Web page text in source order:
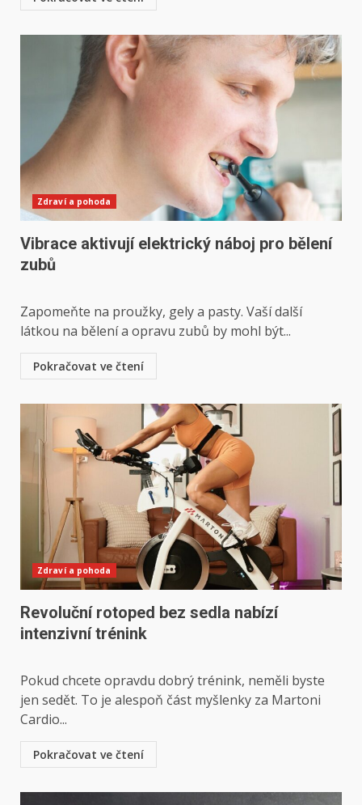
Zdraví a pohoda
Vibrace aktivují elektrický náboj pro bělení
zubů
Zapomeňte na proužky, gely a pasty. Vaší další
látkou na bělení a opravu zubů by mohl být...
Pokračovat ve čtení
Zdraví a pohoda
Revoluční rotoped bez sedla nabízí
intenzivní trénink
Pokud chcete opravdu dobrý trénink, neměli byste
jen sedět. To je alespoň část myšlenky za Martoni
Cardio...
Pokračovat ve čtení